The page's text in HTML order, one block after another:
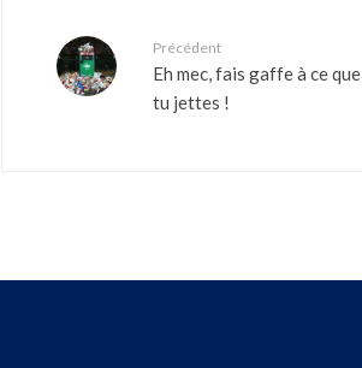
Précédent
Eh mec, fais gaffe à ce que
tu jettes !